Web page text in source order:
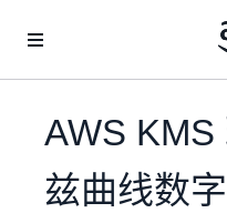
AWS KMS
兹曲线数